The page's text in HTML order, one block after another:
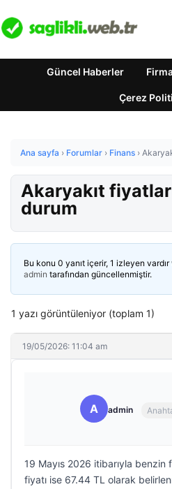
Güncel Haberler
Çerez
Ana sayfa › Forumlar › Finans ›
Akaryakıt
durum
Bu konu 0 yanıt içerir, 1 izleyen vardır
admin tarafından güncellenmiştir.
1 yazı görüntüleniyor (toplam 1)
19/05/2026: 11:04 am
A admin
19 Mayıs 2026 itibarıyla
fiyatı ise 67.44 TL olarak